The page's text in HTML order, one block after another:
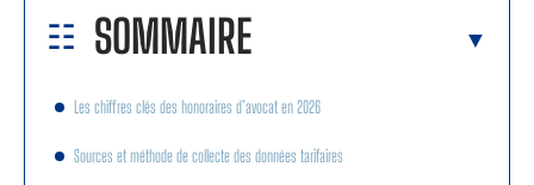
SOMMAIRE
Les chiffres clés des honoraires d’avocat en 2026
Sources et méthode de collecte des données tarifaires